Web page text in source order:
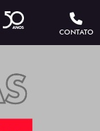
CONTATO